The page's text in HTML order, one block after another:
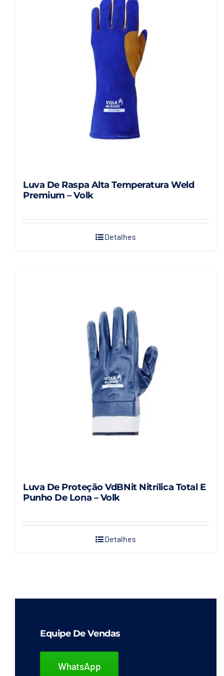
opções
podem
escolhidas
página
produto
Luva De Raspa Alta Temperatura Weld
Premium – Volk
Detalhes
Luva De Proteção VdBNit Nitrílica Total E
Punho De Lona – Volk
Detalhes
Equipe De Vendas
WhatsApp